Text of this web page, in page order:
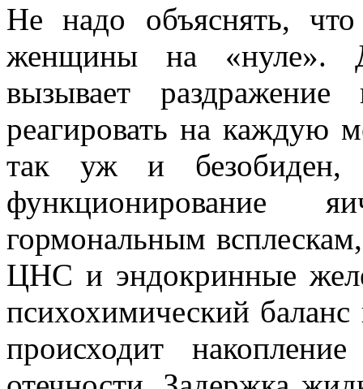
Не надо объяснять,
женщины на «нуле».
вызывает
реагировать на
так уж и безобиден,
гормональным
ЦНС и эндокринные
психохимический
происходит